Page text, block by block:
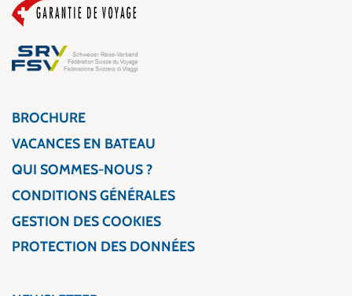
BROCHURE
VACANCES EN BATEAU
QUI SOMMES-NOUS ?
CONDITIONS GÉNÉRALES
GESTION DES COOKIES
PROTECTION DES DONNÉES